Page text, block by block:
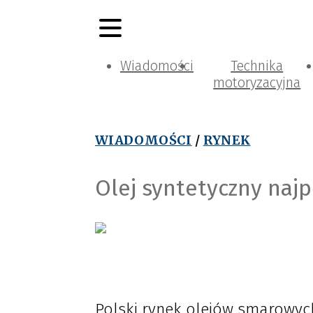
Wiadomości
Technika
motoryzacyjna
WIADOMOŚCI / RYNEK
Olej syntetyczny
Polski rynek olejów